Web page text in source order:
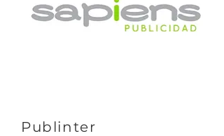
Publinter